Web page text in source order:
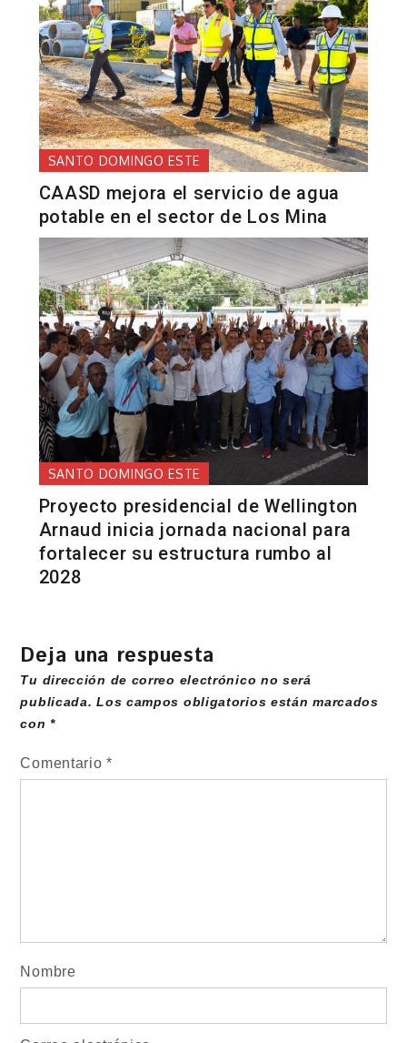
SANTO DOMINGO ESTE
CAASD mejora el servicio de agua
potable en el sector de Los Mina
SANTO DOMINGO ESTE
Proyecto presidencial de Wellington
Arnaud inicia jornada nacional para
fortalecer su estructura rumbo al
2028
Deja una respuesta
Tu dirección de correo electrónico no será
publicada. Los campos obligatorios están marcados
con*
Comentario*
Nombre